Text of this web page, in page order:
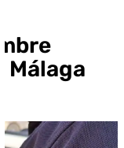
Málaga